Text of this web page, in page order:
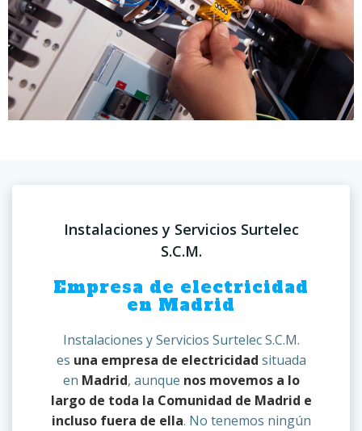
Instalaciones y Servicios Surtelec
S.C.M.
Empresa de electricidad
en Madrid
Instalaciones y Servicios Surtelec S.C.M.
es una empresa de electricidad situada
en Madrid, aunque nos movemos a lo
largo de toda la Comunidad de Madrid e
incluso fuera de ella. No tenemos ningún